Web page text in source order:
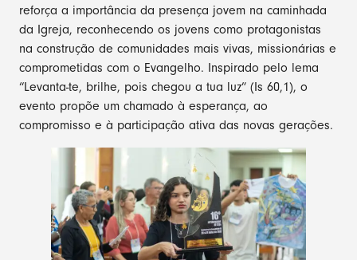
reforça a importância da presença jovem na caminhada
da Igreja, reconhecendo os jovens como protagonistas
na construção de comunidades mais vivas, missionárias e
comprometidas com o Evangelho. Inspirado pelo lema
“Levanta-te, brilhe, pois chegou a tua luz” (Is 60,1), o
evento propõe um chamado à esperança, ao
compromisso e à participação ativa das novas gerações.